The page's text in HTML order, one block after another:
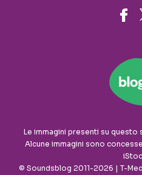
Le immagini presenti su questo
Alcune immagini sono
© Soundsblog 2011-2026 | T-